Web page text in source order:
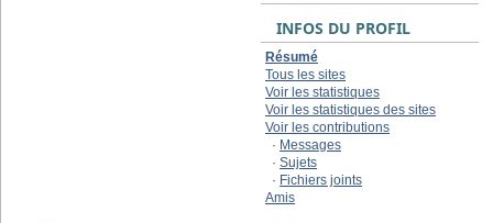
INFOS DU PROFIL
Résumé
Tous les sites
Voir les statistiques
Voir les statistiques des sites
Voir les contributions
· Messages
· Sujets
· Fichiers joints
Amis